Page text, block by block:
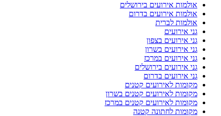
אולמות אירועים בירושלים
אולמות אירועים בדרום
אולמות לברית
גני אירועים
גני אירועים בצפון
גני אירועים בשרון
גני אירועים במרכז
גני אירועים בירושלים
גני אירועים בדרום
מקומות לאירועים קטנים
מקומות לאירועים קטנים בשרון
מקומות לאירועים קטנים במרכז
מקומות לחתונה קטנה